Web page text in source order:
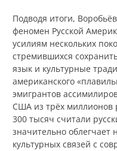
Подводя итоги,
феномен Русской
усилиям нескольких
стремившихся
язык и культурные
американского
эмигрантов
США из трёх миллионов
300 тысяч считали
значительно
культурных связей с